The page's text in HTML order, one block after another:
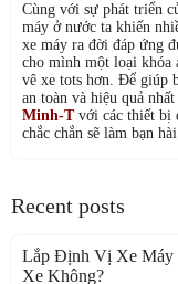
Cùng với sự phát triển
máy ở nước ta khiến
xe máy ra đời đáp ứng
cho mình một loại khóa
vê xe tots hơn. Để giúp
an toàn và hiệu quả
Minh-Tvới các thiết bị
chắc chắn sẽ làm bạn
Recent posts
Lắp Định Vị Xe Máy
Xe Không?